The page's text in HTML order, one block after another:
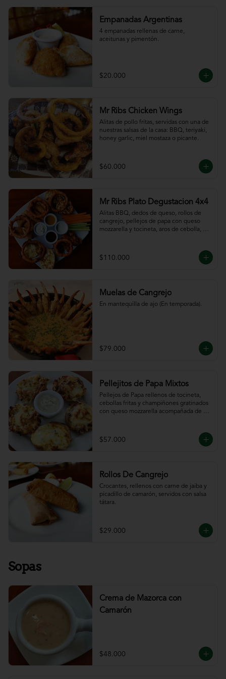
Empanadas Argentinas
4 empanadas rellenas de carne,
aceitunas y pimentón.
$20.000
Mr Ribs Chicken Wings
Alitas de pollo fritas, servidas con una de
nuestras salsas de la casa: BBQ, teriyaki,
honey garlic, miel mostaza o picante.
$60.000
Mr Ribs Plato Degustacion 4x4
Alitas BBQ, dedos de queso, rollos de
cangrejo, pellejos de papa con queso
mozzarella y tocineta, aros de cebolla,
$110.000
Muelas de Cangrejo
En mantequilla de ajo (En temporada).
$79.000
Pellejitos de Papa Mixtos
Pellejos de Papa rellenos de tocineta,
cebollas fritas y champiñones gratinados
con queso mozzarella acompañada de
$57.000
Rollos De Cangrejo
Crocantes, rellenos con carne de jaiba y
picadillo de camarón, servidos con salsa
tátara.
$29.000
Sopas
Crema de Mazorca con
Camarón
$48.000